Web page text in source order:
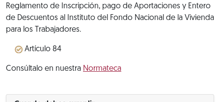
Reglamento de Inscripción, pago de Aportaciones y Entero
de Descuentos al Instituto del Fondo Nacional de la Vivienda
para los Trabajadores.
Artículo 84
Consúltalo en nuestra Normateca